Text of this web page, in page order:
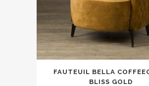
FAUTEUIL BELLA
BLISS GOLD